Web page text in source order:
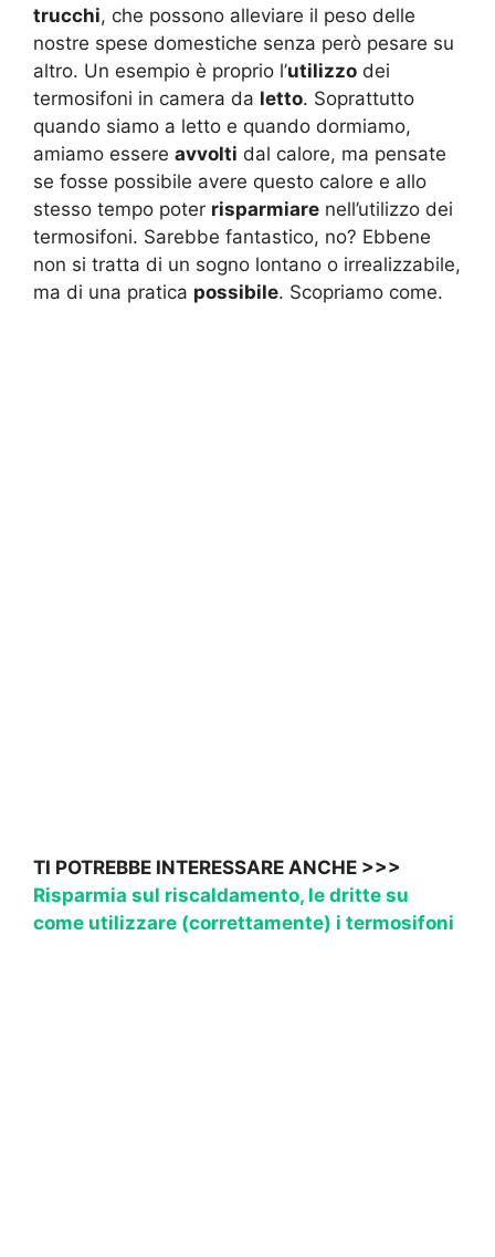
trucchi, che possono alleviare il peso delle
nostre spese domestiche senza però pesare su
altro. Un esempio è proprio l’utilizzo dei
termosifoni in camera da letto. Soprattutto
quando siamo a letto e quando dormiamo,
amiamo essere avvolti dal calore, ma pensate
se fosse possibile avere questo calore e allo
stesso tempo poter risparmiare nell’utilizzo dei
termosifoni. Sarebbe fantastico, no? Ebbene
non si tratta di un sogno lontano o irrealizzabile,
ma di una pratica possibile. Scopriamo come.
TI POTREBBE INTERESSARE ANCHE >>>
Risparmia sul riscaldamento, le dritte su
come utilizzare (correttamente) i termosifoni